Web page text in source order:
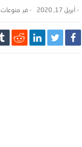
-أبريل 17, 2020 - ‎في منوعات